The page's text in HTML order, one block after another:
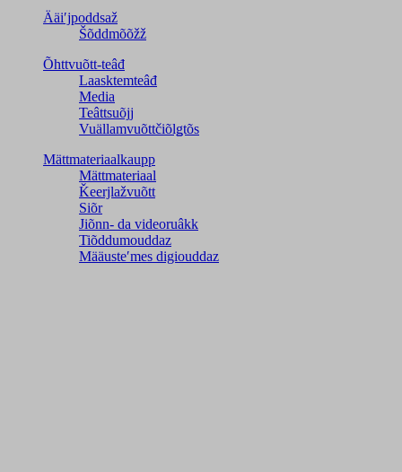
Ääiʹjpoddsaž
Šõddmõõžž
Õhttvuõtt-teâđ
Laasktemteâđ
Media
Teâttsuõjj
Vuällamvuõttčiõlǥtõs
Mättmateriaalkaupp
Mättmateriaal
Ǩeerjlažvuõtt
Siõr
Jiõnn- da videoruâkk
Tiõddumouddaz
Määusteʹmes digiouddaz